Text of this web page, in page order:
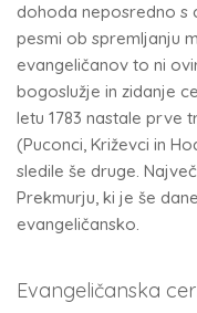
dohoda neposredno s
pesmi ob spremljanju
evangeličanov to ni
bogoslužje in zidanje
letu 1783 nastale prve
(Puconci, Križevci in
sledile še druge.
Prekmurju, ki je še
evangeličansko.
Evangeličanska